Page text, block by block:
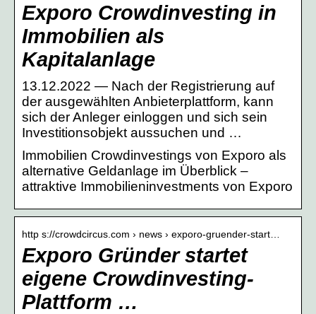
Exporo Crowdinvesting in
Immobilien als
Kapitalanlage
13.12.2022 — Nach der Registrierung auf
der ausgewählten Anbieterplattform, kann
sich der Anleger einloggen und sich sein
Investitionsobjekt aussuchen und …
Immobilien Crowdinvestings von Exporo als
alternative Geldanlage im Überblick –
attraktive Immobilieninvestments von Exporo
http s://crowdcircus.com › news › exporo-gruender-start…
Exporo Gründer startet
eigene Crowdinvesting-
Plattform …